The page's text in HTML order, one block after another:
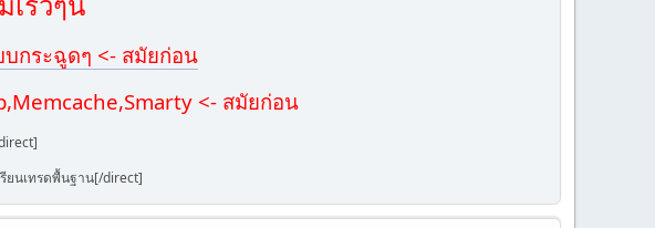
บกระฉูดๆ <- สมัยก่อน
<- สมัยก่อน
รียนเทรดพื้นฐาน[/direct]